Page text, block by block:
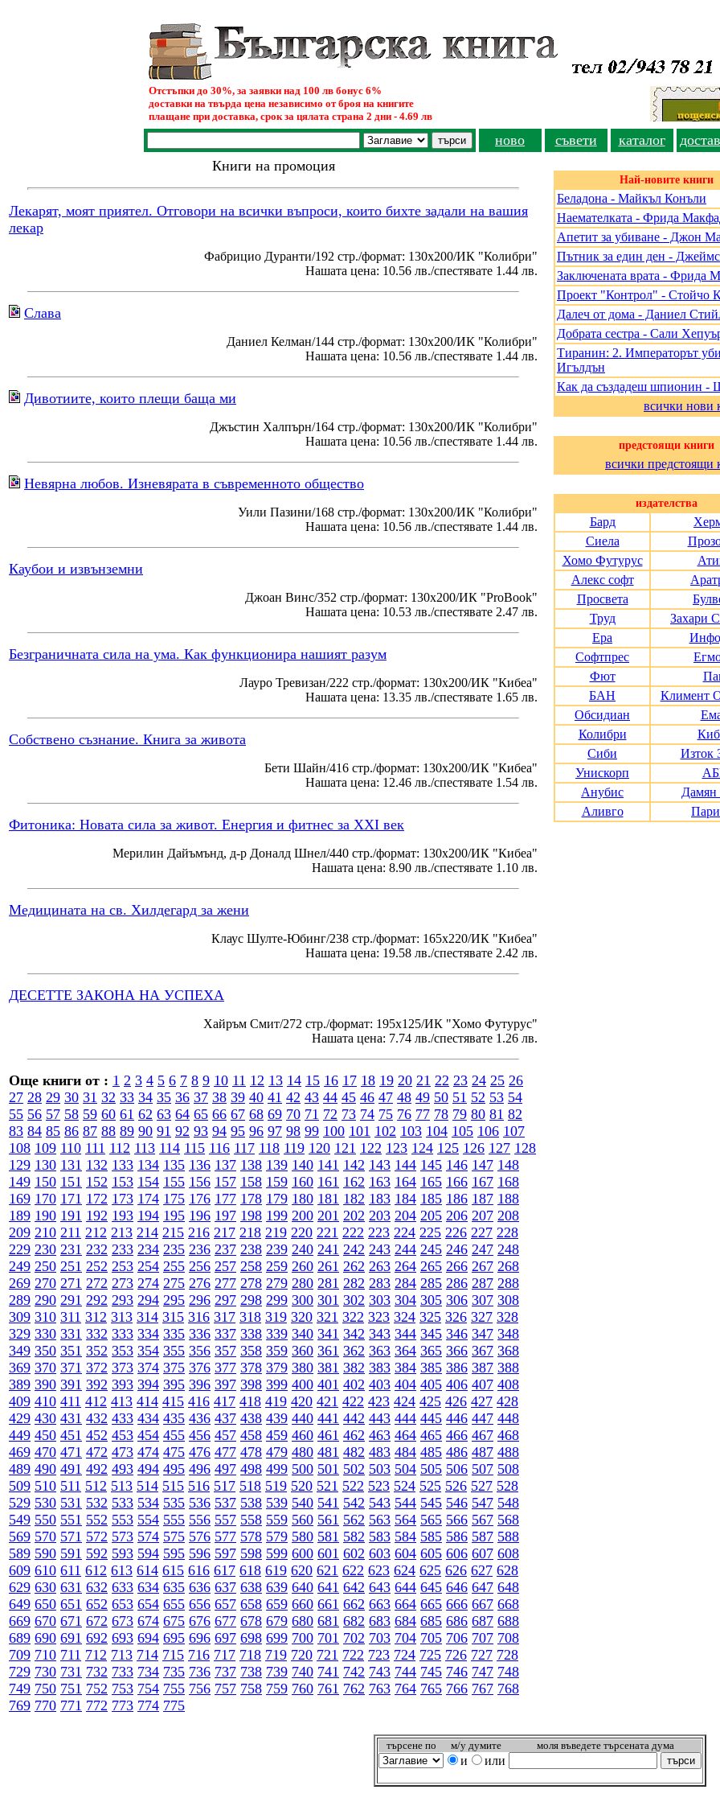
Отстъпки до 30%, за заявки над 100 лв бонус 6%
доставки на твърда цена независимо от броя на книгите
плащане при доставка, срок за цялата страна 2 дни - 4.69 лв
ново съвети каталог
Книги на промоция
Лекарят, моят приятел. Отговори на всички въпроси, които бихте задали на вашия
лекар
Фабрицио Дуранти/192 стр./формат: 130х200/ИК "Колибри"
Нашата цена: 10.56 лв./спестявате 1.44 лв.
Слава
Даниел Келман/144 стр./формат: 130х200/ИК "Колибри"
Нашата цена: 10.56 лв./спестявате 1.44 лв.
Дивотиите, които плещи баща ми
Джъстин Халпърн/164 стр./формат: 130х200/ИК "Колибри"
Нашата цена: 10.56 лв./спестявате 1.44 лв.
Невярна любов. Изневярата в съвременното общество
Уили Пазини/168 стр./формат: 130х200/ИК "Колибри"
Нашата цена: 10.56 лв./спестявате 1.44 лв.
Каубои и извънземни
Джоан Винс/352 стр./формат: 130х200/ИК "ProBook"
Нашата цена: 10.53 лв./спестявате 2.47 лв.
Безграничната сила на ума. Как функционира нашият разум
Лауро Тревизан/222 стр./формат: 130х200/ИК "Кибеа"
Нашата цена: 13.35 лв./спестявате 1.65 лв.
Собствено съзнание. Книга за живота
Бети Шайн/416 стр./формат: 130х200/ИК "Кибеа"
Нашата цена: 12.46 лв./спестявате 1.54 лв.
Фитоника: Новата сила за живот. Енергия и фитнес за XXI век
Мерилин Дайъмънд, д-р Доналд Шнел/440 стр./формат: 130х200/ИК "Кибеа"
Нашата цена: 8.90 лв./спестявате 1.10 лв.
Медицината на св. Хилдегард за жени
Клаус Шулте-Юбинг/238 стр./формат: 165х220/ИК "Кибеа"
Нашата цена: 19.58 лв./спестявате 2.42 лв.
ДЕСЕТТЕ ЗАКОНА НА УСПЕХА
Хайръм Смит/272 стр./формат: 195x125/ИК "Хомо Футурус"
Нашата цена: 7.74 лв./спестявате 1.26 лв.
Още книги от : 1 2 3 4 5 6 7 8 9 10 11 12 13 14 15 16 17 18 19 20 21 22 23 24 25 26
27 28 29 30 31 32 33 34 35 36 37 38 39 40 41 42 43 44 45 46 47 48 49 50 51 52 53 54
55 56 57 58 59 60 61 62 63 64 65 66 67 68 69 70 71 72 73 74 75 76 77 78 79 80 81 82
83 84 85 86 87 88 89 90 91 92 93 94 95 96 97 98 99 100 101 102 103 104 105 106 107
108 109 110 111 112 113 114 115 116 117 118 119 120 121 122 123 124 125 126 127 128
129 130 131 132 133 134 135 136 137 138 139 140 141 142 143 144 145 146 147 148
149 150 151 152 153 154 155 156 157 158 159 160 161 162 163 164 165 166 167 168
169 170 171 172 173 174 175 176 177 178 179 180 181 182 183 184 185 186 187 188
189 190 191 192 193 194 195 196 197 198 199 200 201 202 203 204 205 206 207 208
209 210 211 212 213 214 215 216 217 218 219 220 221 222 223 224 225 226 227 228
229 230 231 232 233 234 235 236 237 238 239 240 241 242 243 244 245 246 247 248
249 250 251 252 253 254 255 256 257 258 259 260 261 262 263 264 265 266 267 268
269 270 271 272 273 274 275 276 277 278 279 280 281 282 283 284 285 286 287 288
289 290 291 292 293 294 295 296 297 298 299 300 301 302 303 304 305 306 307 308
309 310 311 312 313 314 315 316 317 318 319 320 321 322 323 324 325 326 327 328
329 330 331 332 333 334 335 336 337 338 339 340 341 342 343 344 345 346 347 348
349 350 351 352 353 354 355 356 357 358 359 360 361 362 363 364 365 366 367 368
369 370 371 372 373 374 375 376 377 378 379 380 381 382 383 384 385 386 387 388
389 390 391 392 393 394 395 396 397 398 399 400 401 402 403 404 405 406 407 408
409 410 411 412 413 414 415 416 417 418 419 420 421 422 423 424 425 426 427 428
429 430 431 432 433 434 435 436 437 438 439 440 441 442 443 444 445 446 447 448
449 450 451 452 453 454 455 456 457 458 459 460 461 462 463 464 465 466 467 468
469 470 471 472 473 474 475 476 477 478 479 480 481 482 483 484 485 486 487 488
489 490 491 492 493 494 495 496 497 498 499 500 501 502 503 504 505 506 507 508
509 510 511 512 513 514 515 516 517 518 519 520 521 522 523 524 525 526 527 528
529 530 531 532 533 534 535 536 537 538 539 540 541 542 543 544 545 546 547 548
549 550 551 552 553 554 555 556 557 558 559 560 561 562 563 564 565 566 567 568
569 570 571 572 573 574 575 576 577 578 579 580 581 582 583 584 585 586 587 588
589 590 591 592 593 594 595 596 597 598 599 600 601 602 603 604 605 606 607 608
609 610 611 612 613 614 615 616 617 618 619 620 621 622 623 624 625 626 627 628
629 630 631 632 633 634 635 636 637 638 639 640 641 642 643 644 645 646 647 648
649 650 651 652 653 654 655 656 657 658 659 660 661 662 663 664 665 666 667 668
669 670 671 672 673 674 675 676 677 678 679 680 681 682 683 684 685 686 687 688
689 690 691 692 693 694 695 696 697 698 699 700 701 702 703 704 705 706 707 708
709 710 711 712 713 714 715 716 717 718 719 720 721 722 723 724 725 726 727 728
729 730 731 732 733 734 735 736 737 738 739 740 741 742 743 744 745 746 747 748
749 750 751 752 753 754 755 756 757 758 759 760 761 762 763 764 765 766 767 768
769 770 771 772 773 774 775
Най-новите книги
Беладона - Майкъл Конъли
Наемателката - Фрида
Апетит за убиване - Джон
Пътник за един ден -
Заключената врата - Фрида
Проект "Контрол" - Стойчо
Далеч от дома - Даниел
Добрата сестра - Сали
Тиранин: 2. Императорът
Игълдън
Как да създадеш шпионин -
всички нови
предстоящи книги
всички предстоящи
издателства
Бард
Сиела
Хомо Футурус
Алекс софт
Просвета
Труд
Захари
Ера
Софтпрес
Фют
БАН
Климент
Обсидиан
Колибри
Сиби
Изток
Унискорп
Анубис
Дамян
Аливго
търсeне по м/у думите моля въведете търсената дума
и или